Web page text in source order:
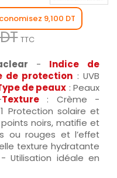
9,100 DT
TTC
- Indice de
de protection : UVB
de peaux : Peaux
Texture: Crème -
Protection solaire et
noirs, matifie et
ou rouges et l’effet
texture hydratante
Utilisation idéale en